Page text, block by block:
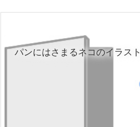
パンにはさまるネコのイラスト